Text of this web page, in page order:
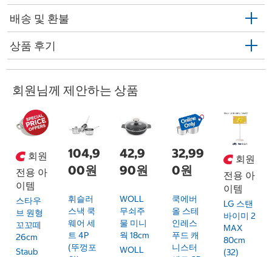
배송 및 환불
상품 후기
회원님께 제안하는 상품
회원
전용 아
이템
스타우
브 원형
꼬꼬떼
26cm
Staub
104,9
00원
휘슬러
스낵 쿡
웨어 세
트 4P
(뚜껑포
42,9
90원
WOLL
무쇠주
물 미니
웍 18cm
WOLL
32,99
0원
쿡에버
올 스테
인레스
푸드 캐
니스터
회원
전용 아
이템
LG 스탠
바이미 2
MAX
80cm
(32)